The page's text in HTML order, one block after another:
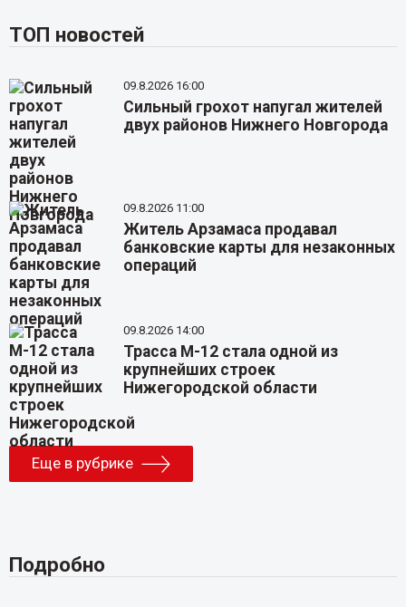
ТОП новостей
09.8.2026 16:00
Сильный грохот напугал жителей
двух районов Нижнего Новгорода
09.8.2026 11:00
Житель Арзамаса продавал
банковские карты для незаконных
операций
09.8.2026 14:00
Трасса М-12 стала одной из
крупнейших строек
Нижегородской области
Еще в рубрике
Подробно